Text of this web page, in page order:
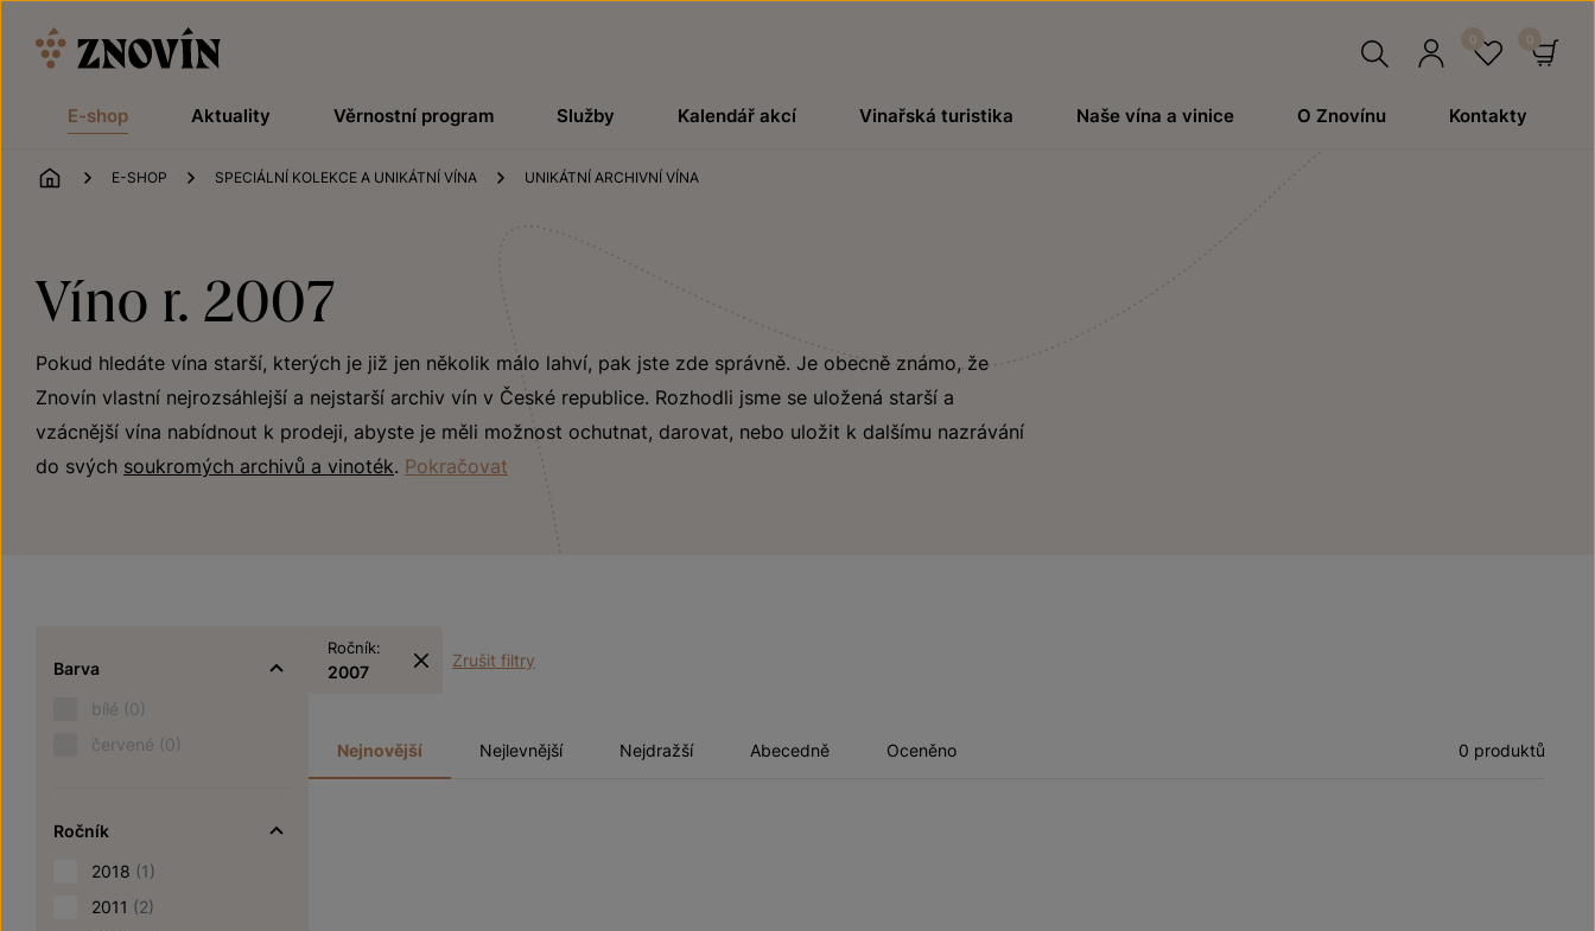
E-shop Aktuality Věrnostní program Služby Kalendář akcí Vinařská turistika Naše vína a vinice O Znovínu Kontakty
ÚVOD
E-SHOP SPECIÁLNÍ KOLEKCE A UNIKÁTNÍ VÍNA UNIKÁTNÍ ARCHIVNÍ VÍNA
Víno r. 2007
Pokud hledáte vína starší, kterých je již jen několik málo lahví, pak jste zde správně. Je obecně známo, že
Znovín vlastní nejrozsáhlejší a nejstarší archiv vín v České republice. Rozhodli jsme se uložená starší a
vzácnější vína nabídnout k prodeji, abyste je měli možnost ochutnat, darovat, nebo uložit k dalšímu nazrávání
do svých soukromých archivů a vinoték. Pokračovat
Barva
bílé (0)
červené (0)
Ročník
2018 (1)
2011 (2)
Ročník:
2007
Zrušit filtry
Nejnovější Nejlevnější Nejdražší Abecedně Oceněno 0 produktů